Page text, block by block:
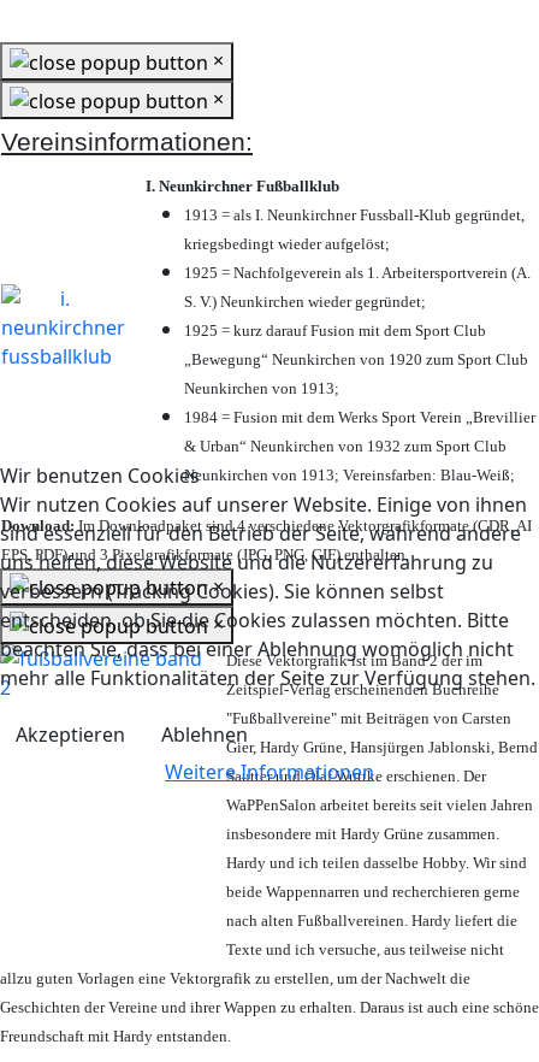
Wir benutzen Cookies
Wir nutzen Cookies auf unserer Website. Einige von ihnen
sind essenziell für den Betrieb der Seite, während andere
uns helfen, diese Website und die Nutzererfahrung zu
verbessern (Tracking Cookies). Sie können selbst
entscheiden, ob Sie die Cookies zulassen möchten. Bitte
beachten Sie, dass bei einer Ablehnung womöglich nicht
mehr alle Funktionalitäten der Seite zur Verfügung stehen.
Akzeptieren
Ablehnen
Weitere Informationen
×
×
Vereinsinformationen:
I. Neunkirchner Fußballklub
1913 = als I. Neunkirchner Fussball-Klub gegründet,
kriegsbedingt wieder aufgelöst;
1925 = Nachfolgeverein als 1. Arbeitersportverein (A.
S. V.) Neunkirchen wieder gegründet;
1925 = kurz darauf Fusion mit dem Sport Club
„Bewegung“ Neunkirchen von 1920 zum Sport Club
Neunkirchen von 1913;
1984 = Fusion mit dem Werks Sport Verein „Brevillier
& Urban“ Neunkirchen von 1932 zum Sport Club
Neunkirchen von 1913; Vereinsfarben: Blau-Weiß;
Download: Im Downloadpaket sind 4 verschiedene Vektorgrafikformate (CDR, AI
EPS, PDF) und 3 Pixelgrafikformate (JPG, PNG, GIF) enthalten.
×
×
Diese Vektorgrafik ist im Band 2 der im
Zeitspiel-Verlag erscheinenden Buchreihe
"Fußballvereine" mit Beiträgen von Carsten
Gier, Hardy Grüne, Hansjürgen Jablonski, Bernd
Sautter und Olaf Wuttke erschienen. Der
WaPPenSalon arbeitet bereits seit vielen Jahren
insbesondere mit Hardy Grüne zusammen.
Hardy und ich teilen dasselbe Hobby. Wir sind
beide Wappennarren und recherchieren gerne
nach alten Fußballvereinen. Hardy liefert die
Texte und ich versuche, aus teilweise nicht
allzu guten Vorlagen eine Vektorgrafik zu erstellen, um der Nachwelt die
Geschichten der Vereine und ihrer Wappen zu erhalten. Daraus ist auch eine schöne
Freundschaft mit Hardy entstanden.